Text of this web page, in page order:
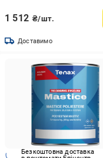
1 512 ₴/шт.
Доставимо
Безкоштовна доставка